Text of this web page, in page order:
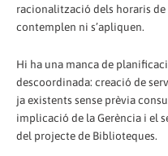
racionalització dels horaris de
contemplen ni s’apliquen.
Hi ha una manca de
descoordinada: creació de
ja existents sense prèvia
implicació de la Gerència i el
del projecte de Biblioteques.